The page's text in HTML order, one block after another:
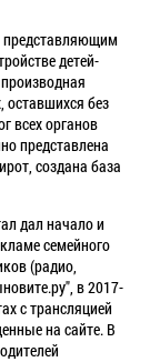
представляющим
детей-
без
всех органов
представлена
создана база
дал начало и
семейного
(радио,
в 2017-
с трансляцией
на сайте. В